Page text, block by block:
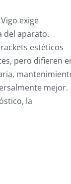
exige
del aparato.
estéticos
pero difieren
mejor.
la